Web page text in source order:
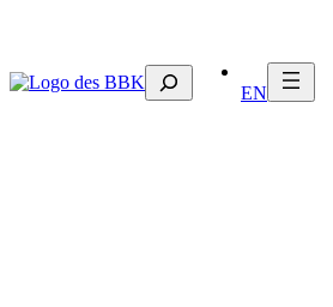
Suchen
EN